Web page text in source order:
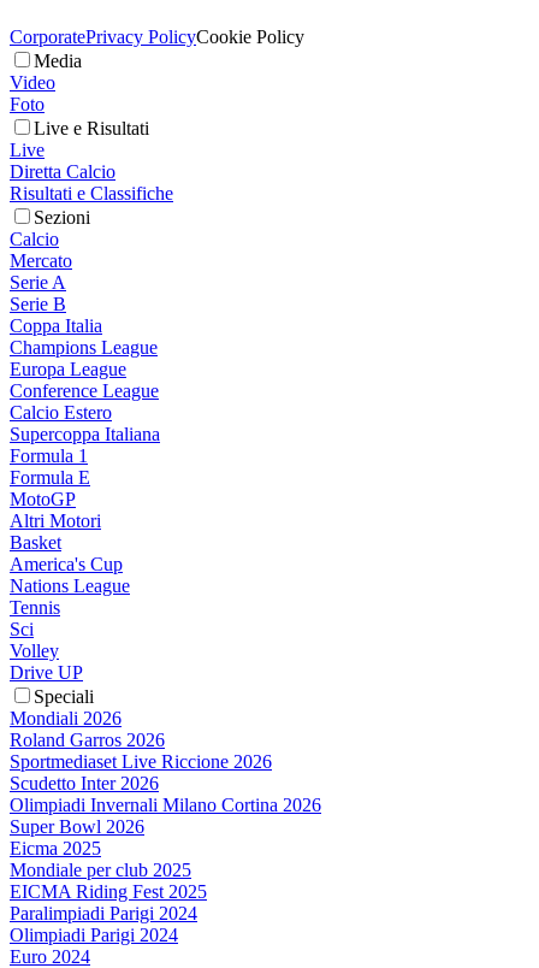
CorporatePrivacy PolicyCookie Policy
Media
Video
Foto
Live e Risultati
Live
Diretta Calcio
Risultati e Classifiche
Sezioni
Calcio
Mercato
Serie A
Serie B
Coppa Italia
Champions League
Europa League
Conference League
Calcio Estero
Supercoppa Italiana
Formula 1
Formula E
MotoGP
Altri Motori
Basket
America's Cup
Nations League
Tennis
Sci
Volley
Drive UP
Speciali
Mondiali 2026
Roland Garros 2026
Sportmediaset Live Riccione 2026
Scudetto Inter 2026
Olimpiadi Invernali Milano Cortina 2026
Super Bowl 2026
Eicma 2025
Mondiale per club 2025
EICMA Riding Fest 2025
Paralimpiadi Parigi 2024
Olimpiadi Parigi 2024
Euro 2024